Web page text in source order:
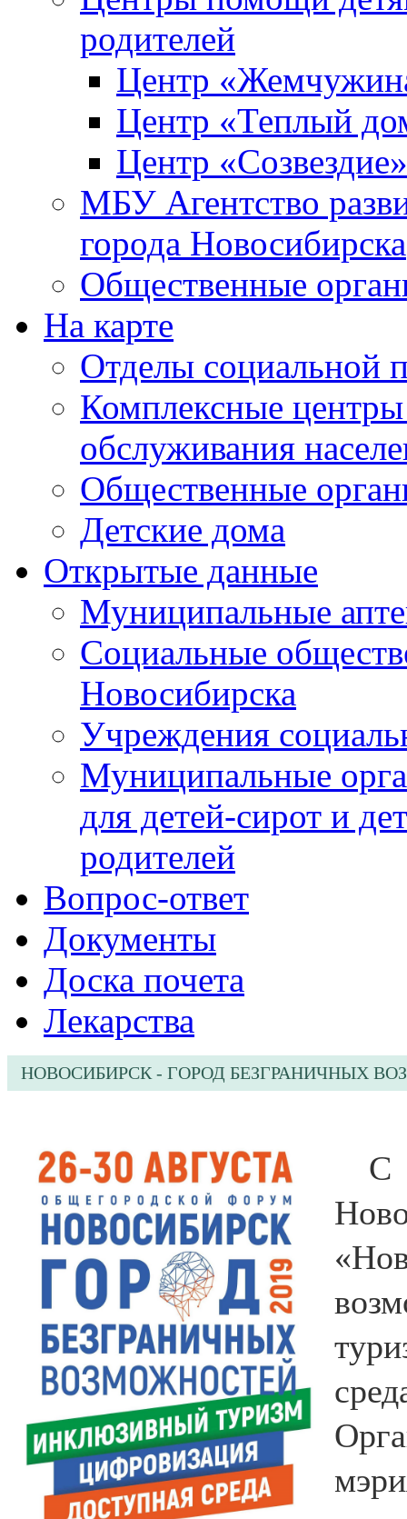
родителей
Центр
Центр «Теплый
Центр «Созвездие»
МБУ Агентство
города Новосибирска
Общественные
На карте
Отделы социальной
Комплексные
обслуживания
Общественные
Детские дома
Открытые данные
Муниципальные
Социальные
Новосибирска
Учреждения
Муниципальные
для детей-сирот и
родителей
Вопрос-ответ
Документы
Доска почета
Лекарства
НОВОСИБИРСК - ГОРОД БЕЗГРАНИЧНЫХ
С